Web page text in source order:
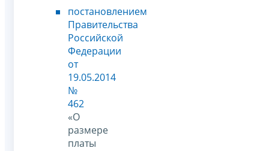
постановлением
Правительства
Российской
Федерации
от
19.05.2014
№
462
«О
размере
платы